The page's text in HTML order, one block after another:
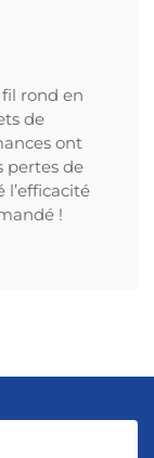
rond en
de
ont
pertes de
!